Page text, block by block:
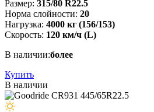
Размер: 315/80 R22.5
Норма слойности: 20
Нагрузка: 4000 кг (156/153)
Скорость: 120 км/ч (L)
В наличии:более
Купить
В наличии